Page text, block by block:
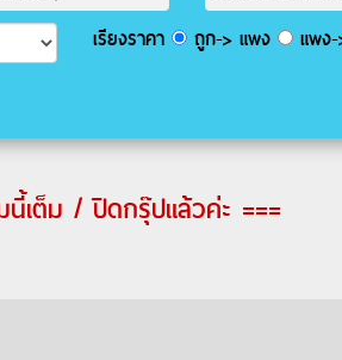
เรียงราคา ถูก-> แพง แพง-
นี้เต็ม / ปิดกรุ๊ปแล้วค่ะ ===